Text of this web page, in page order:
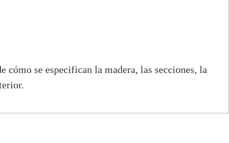
cómo se especifican la madera, las secciones, la